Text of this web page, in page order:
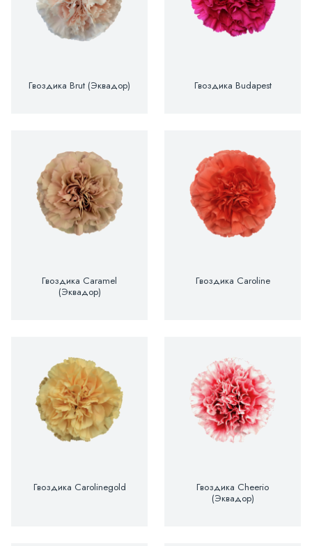
Гвоздика Brut (Эквадор) Гвоздика Budapest
Гвоздика Caramel
(Эквадор)
Гвоздика Caroline
Гвоздика Carolinegold
Гвоздика Cheerio
(Эквадор)